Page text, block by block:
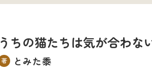
うちの猫たちは気が合わな
著 とみた黍